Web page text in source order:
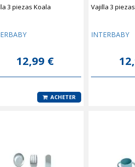
3 piezas Koala
12,99 €
ACHETER
Vajilla 3
INTERBABY